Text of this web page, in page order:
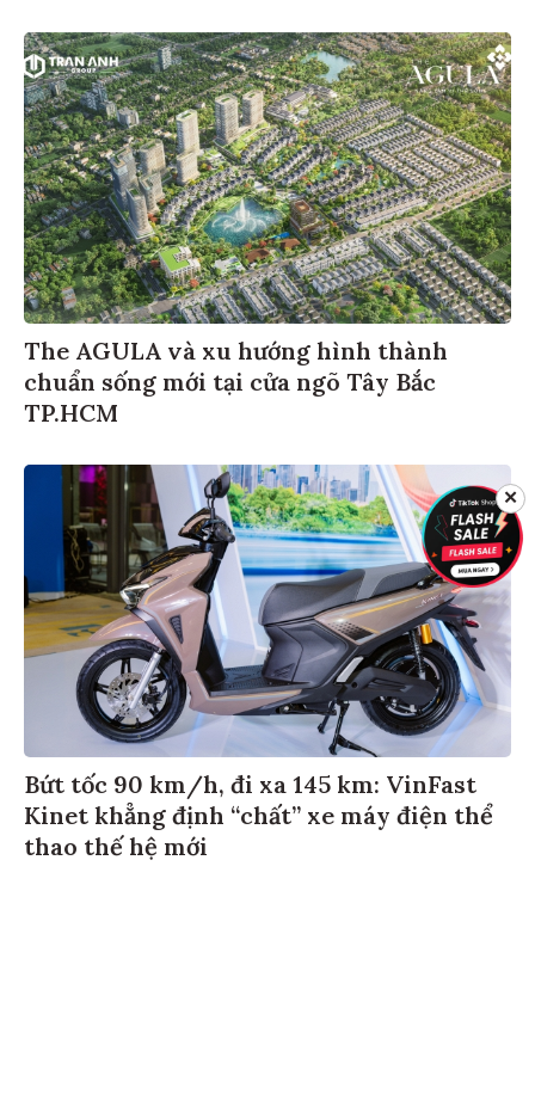
The AGULA và xu hướng hình thành
chuẩn sống mới tại cửa ngõ Tây Bắc
TP.HCM
Bứt tốc 90 km/h, đi xa 145 km: VinFast
Kinet khẳng định “chất” xe máy điện thể
thao thế hệ mới
✕